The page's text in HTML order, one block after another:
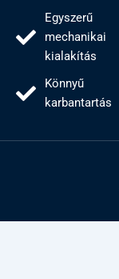
Egyszerű
mechanikai
kialakítás
Könnyű
karbantartás